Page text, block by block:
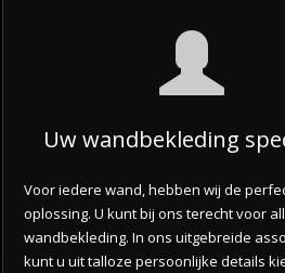
Uw wandbekleding
Voor iedere wand, hebben wij de
oplossing. U kunt bij ons terecht voor
wandbekleding. In ons uitgebreide
kunt u uit talloze persoonlijke details